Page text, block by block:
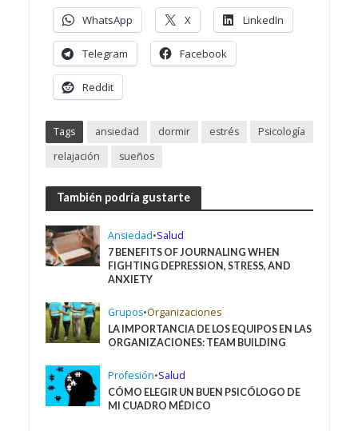
WhatsApp X LinkedIn
Telegram Facebook
Reddit
Tags ansiedad dormir estrés
Psicología
relajación
sueños
También podría gustarte
Ansiedad•Salud
7 BENEFITS OF JOURNALING WHEN
FIGHTING DEPRESSION, STRESS, AND
ANXIETY
Grupos•Organizaciones
LA IMPORTANCIA DE LOS EQUIPOS EN LAS
ORGANIZACIONES: TEAM BUILDING
Profesión•Salud
CÓMO ELEGIR UN BUEN PSICÓLOGO DE
MI CUADRO MÉDICO